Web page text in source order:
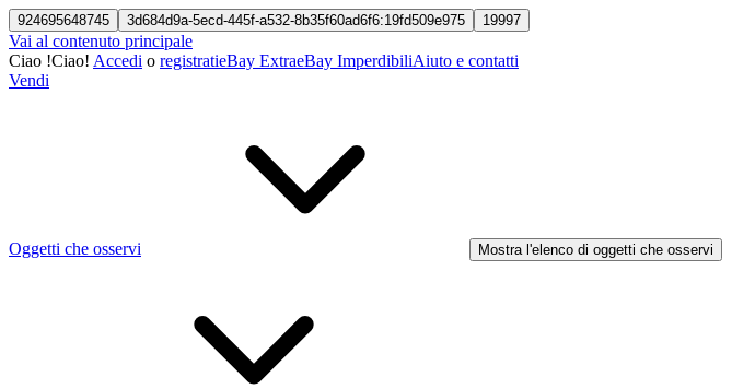
924695648745 3d684d9a-5ecd-445f-a532-8b35f60ad6f6:19fd509e975 19997
Vai al contenuto principale
Ciao !Ciao! Accedi o registratieBay ExtraeBay ImperdibiliAiuto e contatti
Vendi
Oggetti che osservi Mostra l'elenco di oggetti che osservi